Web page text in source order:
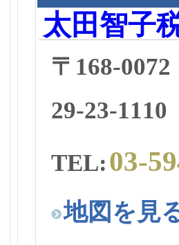
太田智子
〒168-
29-23-1110
TEL:03-
地図を見